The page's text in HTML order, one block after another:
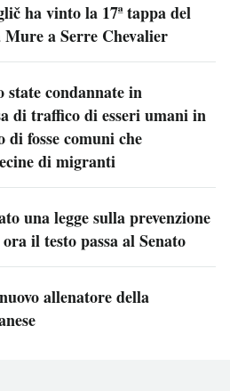
ha vinto la 17ª tappa del
a Serre Chevalier
state condannate in
di traffico di esseri umani in
fosse comuni che
di migranti
una legge sulla prevenzione
il testo passa al Senato
allenatore della